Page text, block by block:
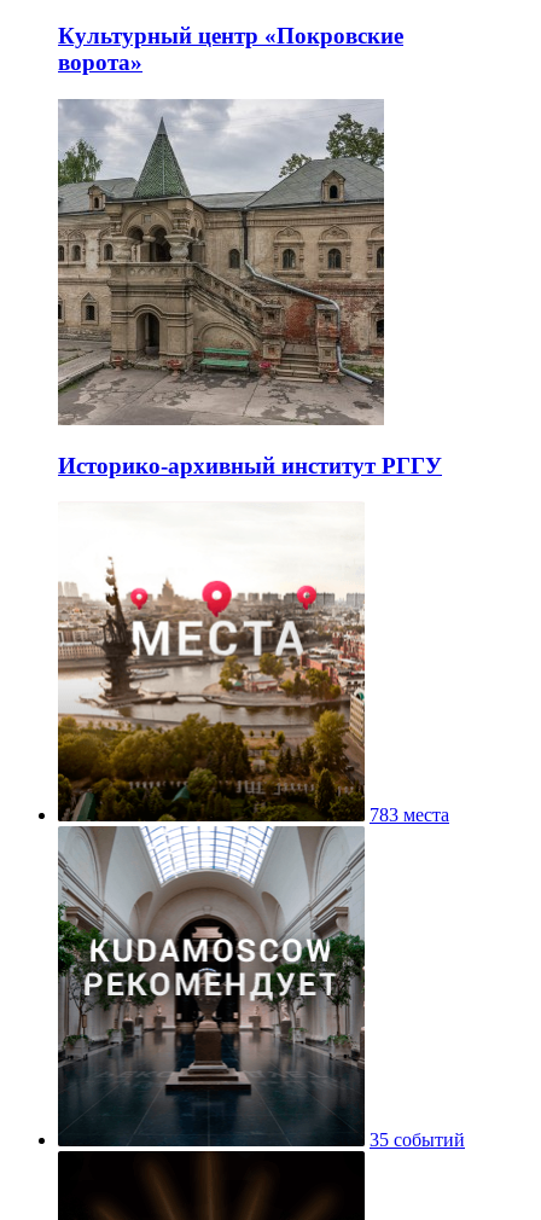
Культурный центр «Покровские
ворота»
Историко-архивный институт РГГУ
783 места
35 событий